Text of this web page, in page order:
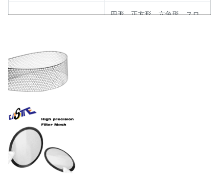
円形、正方形、六角形、スロ
開口面積率
許容範囲
表面仕上げ